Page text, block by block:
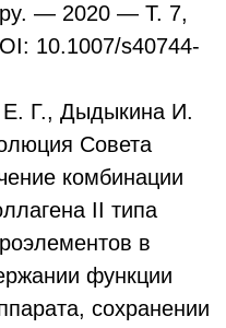
— 2020 — Т. 7,
10.1007/s40744-
Г., Дыдыкина И.
Совета
комбинации
II типа
в
функции
сохранении